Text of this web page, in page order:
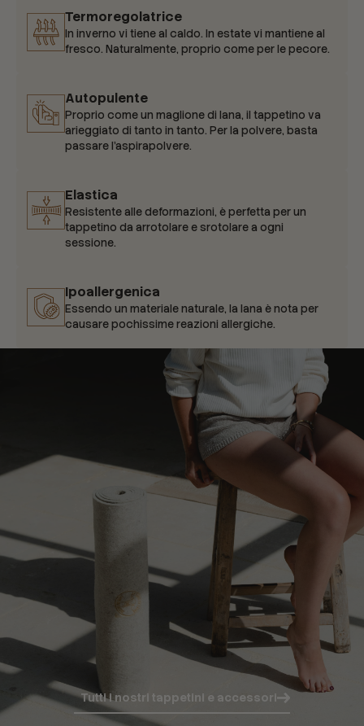
Termoregolatrice
In inverno vi tiene al caldo. In estate vi mantiene al
fresco. Naturalmente, proprio come per le pecore.
Autopulente
Proprio come un maglione di lana, il tappetino va
arieggiato di tanto in tanto. Per la polvere, basta
passare l'aspirapolvere.
Elastica
Resistente alle deformazioni, è perfetta per un
tappetino da arrotolare e srotolare a ogni
sessione.
Ipoallergenica
Essendo un materiale naturale, la lana è nota per
causare pochissime reazioni allergiche.
Tutti i nostri tappetini e accessori